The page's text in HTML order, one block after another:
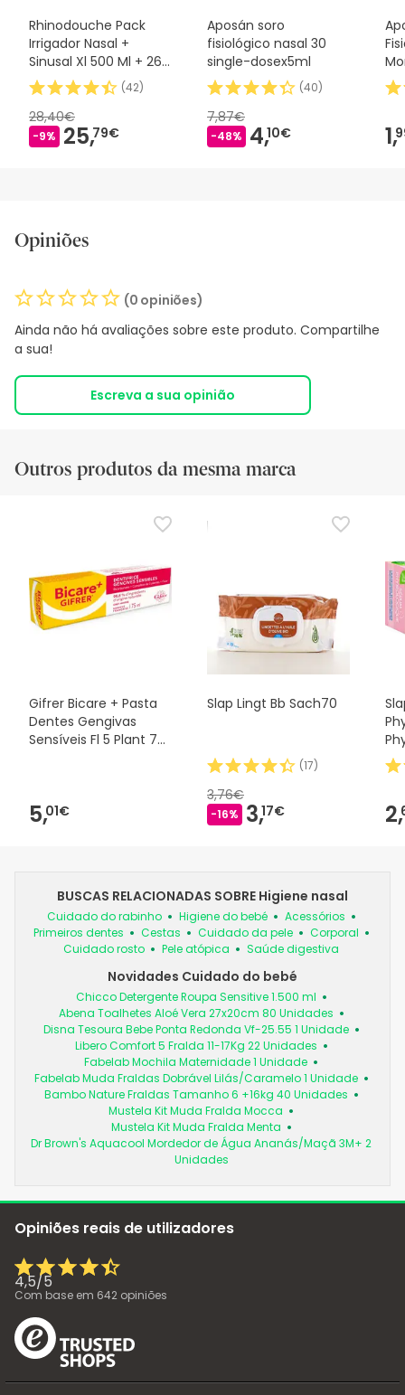
Rhinodouche Pack
Irrigador Nasal +
Sinusal Xl 500 Ml + 26
So RHINODOUCHE,
(42)
28,40€
-9% 25,79€
Aposán soro
fisiológico nasal 30
single-dosex5ml
(40)
7,87€
-48% 4,10€ 1,
Opiniões
(0 opiniões)
Ainda não há avaliações sobre este produto. Compartilhe
a sua!
Escreva a sua opinião
Outros produtos da mesma marca
Gifrer Bicare + Pasta
Dentes Gengivas
Sensíveis Fl 5 Plant 75
5,01€
Slap Lingt Bb Sach70
(17)
3,76€
-16% 3,17€ 2,
BUSCAS RELACIONADAS SOBRE Higiene nasal
Cuidado do rabinho Higiene do bebé
Acessórios
Primeiros dentes
Cestas Cuidado da pele
Corporal
Cuidado rosto
Pele atópica Saúde digestiva
Novidades Cuidado do bebé
Chicco Detergente Roupa Sensitive 1.500 ml
Abena Toalhetes Aloé Vera 27x20cm 80 Unidades
Disna Tesoura Bebe Ponta Redonda Vf-25.55 1 Unidade
Libero Comfort 5 Fralda 11-17Kg 22 Unidades
Fabelab Mochila Maternidade 1 Unidade
Fabelab Muda Fraldas Dobrável Lilás/Caramelo 1 Unidade
Bambo Nature Fraldas Tamanho 6 +16kg 40 Unidades
Mustela Kit Muda Fralda Mocca
Mustela Kit Muda Fralda Menta
Dr Brown's Aquacool Mordedor de Água Ananás/Maçã 3M+ 2
Unidades
Opiniões reais de utilizadores
4,5/5
Com base em 642 opiniões